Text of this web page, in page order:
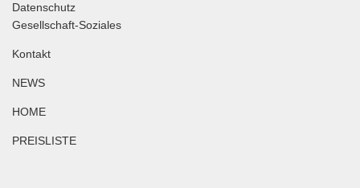
Datenschutz
Gesellschaft-Soziales
Kontakt
NEWS
HOME
PREISLISTE